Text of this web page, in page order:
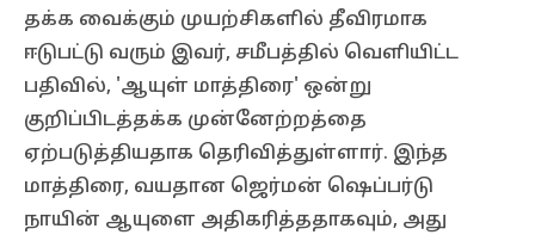
தக்க வைக்கும் முயற்சிகளில் தீவிரமாக
ஈடுபட்டு வரும் இவர், சமீபத்தில் வெளியிட்ட
பதிவில், 'ஆயுள் மாத்திரை' ஒன்று
குறிப்பிடத்தக்க முன்னேற்றத்தை
ஏற்படுத்தியதாக தெரிவித்துள்ளார். இந்த
மாத்திரை, வயதான ஜெர்மன் ஷெப்பர்டு
நாயின் ஆயுளை அதிகரித்ததாகவும், அது